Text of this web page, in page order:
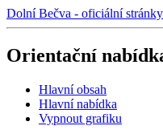
Dolní Bečva - oficiální
Orientační
Hlavní obsah
Hlavní nabídka
Vypnout grafiku